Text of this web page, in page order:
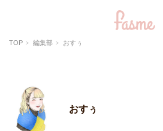
TOP 編集部 おすぅ
おすぅ